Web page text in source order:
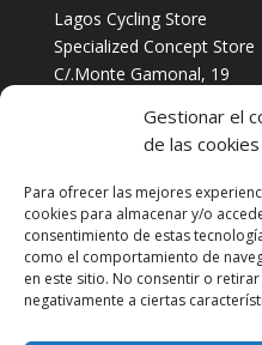
Gestionar el
de las cookies
Para ofrecer las mejores
cookies para almacenar y/o
consentimiento de estas
como el comportamiento de
en este sitio. No consentir o
negativamente a ciertas
Lagos Cycling Store
Specialized Concept Store
C/.Monte Gamonal, 19
984 253 422
Servicios
Taller multimarca
Financia tus Compras con
Biomecánica